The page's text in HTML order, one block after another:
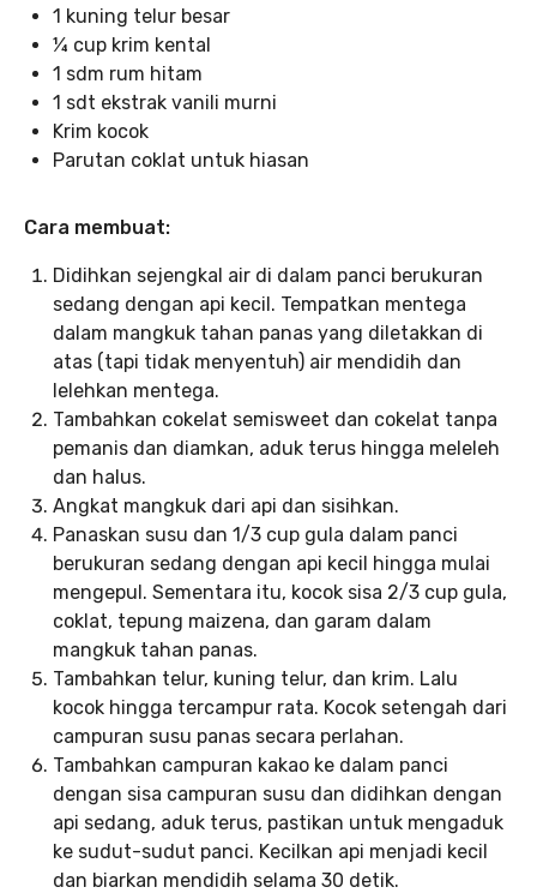
1 kuning telur besar
¼ cup krim kental
1 sdm rum hitam
1 sdt ekstrak vanili murni
Krim kocok
Parutan coklat untuk hiasan
Cara membuat:
Didihkan sejengkal air di dalam panci berukuran
sedang dengan api kecil. Tempatkan mentega
dalam mangkuk tahan panas yang diletakkan di
atas (tapi tidak menyentuh) air mendidih dan
lelehkan mentega.
Tambahkan cokelat semisweet dan cokelat tanpa
pemanis dan diamkan, aduk terus hingga meleleh
dan halus.
Angkat mangkuk dari api dan sisihkan.
Panaskan susu dan 1/3 cup gula dalam panci
berukuran sedang dengan api kecil hingga mulai
mengepul. Sementara itu, kocok sisa 2/3 cup gula,
coklat, tepung maizena, dan garam dalam
mangkuk tahan panas.
Tambahkan telur, kuning telur, dan krim. Lalu
kocok hingga tercampur rata. Kocok setengah dari
campuran susu panas secara perlahan.
Tambahkan campuran kakao ke dalam panci
dengan sisa campuran susu dan didihkan dengan
api sedang, aduk terus, pastikan untuk mengaduk
ke sudut-sudut panci. Kecilkan api menjadi kecil
dan biarkan mendidih selama 30 detik.